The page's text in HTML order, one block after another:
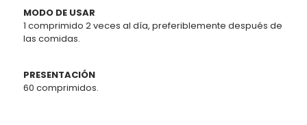
MODO DE USAR
1 comprimido 2 veces al día, preferiblemente después de
las comidas.
PRESENTACIÓN
60 comprimidos.